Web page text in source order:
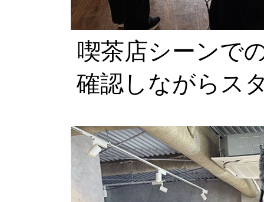
喫茶店シーンで
確認しながらス